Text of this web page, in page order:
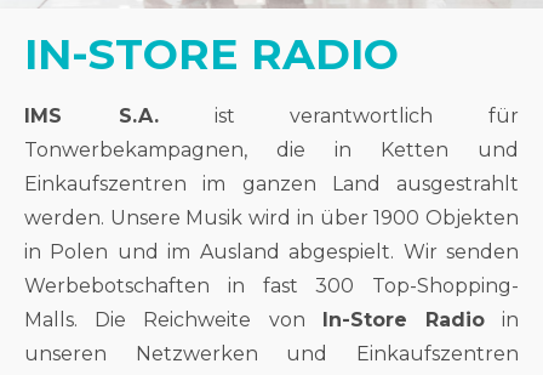
IN-STORE RADIO
IMS S.A.ist verantwortlich für
Tonwerbekampagnen, die in Ketten und
Einkaufszentren im ganzen Land ausgestrahlt
werden. Unsere Musik wird in über 1900 Objekten
in Polen und im Ausland abgespielt. Wir senden
Werbebotschaften in fast 300 Top-Shopping-
Malls. Die Reichweite von In-Store Radioin
unseren Netzwerken und Einkaufszentren